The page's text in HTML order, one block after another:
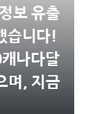
보 유출
습니다!
나다달
며, 지금